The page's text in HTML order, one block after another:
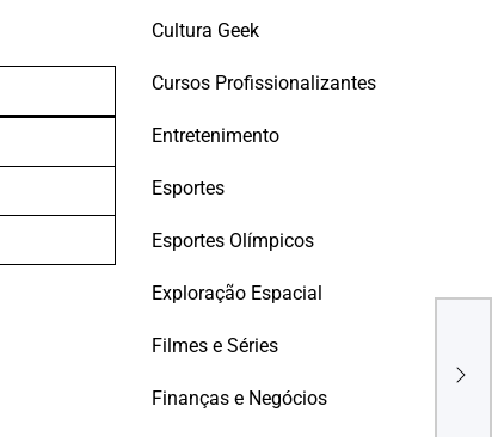
Cultura Geek
Cursos Profissionalizantes
Entretenimento
Esportes
Esportes Olímpicos
Exploração Espacial
Filmes e Séries
Finanças e Negócios